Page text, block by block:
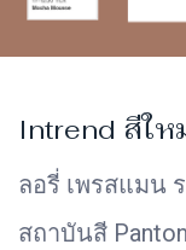
Intrend สีใ
ลอรี่ เพรสแมน
สถาบันสี